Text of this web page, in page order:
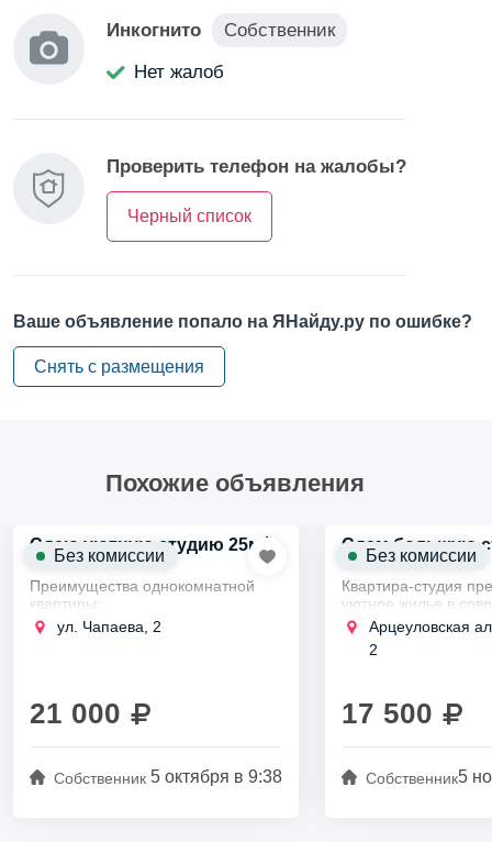
О квартире
Инкогнито
Собственник
Нет жалоб
Проверить телефон на жалобы?
Черный список
Ваше объявление попало на ЯНайду.ру по ошибке?
Снять с размещения
Похожие объявления
Сдаю уютную студию 25м 2
Преимущества однокомнатной
квартиры:
Близость к метро "Площадь
Парки: "Таврический сад" в
...
ул. Чапаева, 2
21 000
Собственник 5 октября в 9:38
Без комиссии
Сдам большую
Квартира-студия
уютное жилье в
доме Приморского
4 км от метро
Проспект.
Арцеуловская
2
17 500
Собственник5
Без комиссии